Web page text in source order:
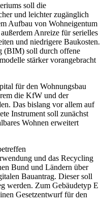
soll die
und leichter zugänglich
Aufbau von Wohneigentum
Anreize für serielles
und niedrigere Baukosten.
(BIM) soll durch offene
stärker vorangebracht
für den Wohnungsbau
die KfW und der
Das bislang vor allem auf
Instrument soll zunächst
Wohnen erweitert
und das Recycling
Bund und Ländern über
Bauantrag. Dieser soll
werden. Zum Gebäudetyp E
Gesetzentwurf für den